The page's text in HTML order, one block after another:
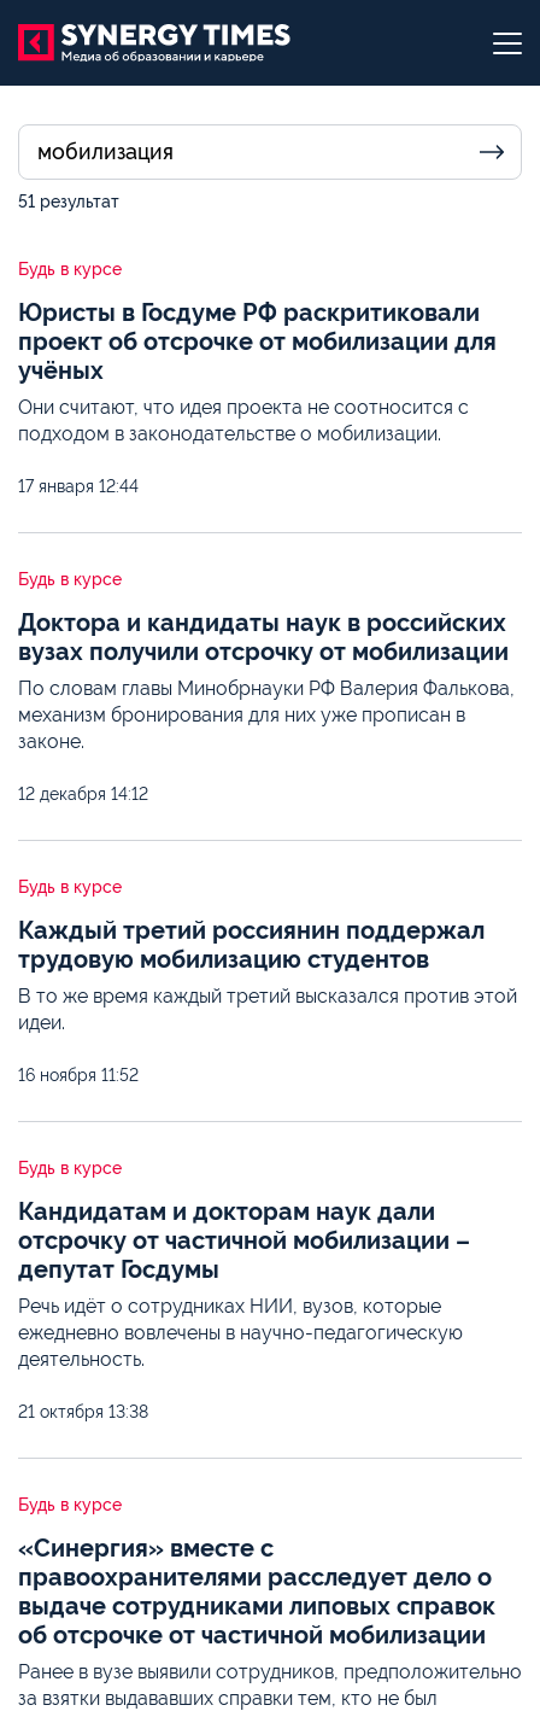
51 результат
Будь в курсе
Юристы в Госдуме РФ раскритиковали
проект об отсрочке от мобилизации для
учёных
Они считают, что идея проекта не соотносится с
подходом в законодательстве о мобилизации.
17 января 12:44
Будь в курсе
Доктора и кандидаты наук в российских
вузах получили отсрочку от мобилизации
По словам главы Минобрнауки РФ Валерия Фалькова,
механизм бронирования для них уже прописан в
законе.
12 декабря 14:12
Будь в курсе
Каждый третий россиянин поддержал
трудовую мобилизацию студентов
В то же время каждый третий высказался против этой
идеи.
16 ноября 11:52
Будь в курсе
Кандидатам и докторам наук дали
отсрочку от частичной мобилизации –
депутат Госдумы
Речь идёт о сотрудниках НИИ, вузов, которые
ежедневно вовлечены в научно-педагогическую
деятельность.
21 октября 13:38
Будь в курсе
«Синергия» вместе с
правоохранителями расследует дело о
выдаче сотрудниками липовых справок
об отсрочке от частичной мобилизации
Ранее в вузе выявили сотрудников, предположительно
за взятки выдававших справки тем, кто не был